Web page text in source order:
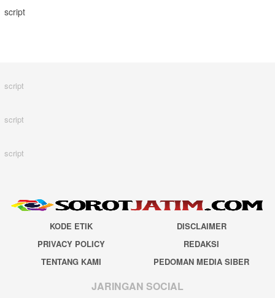
script
script
script
script
KODE ETIK
DISCLAIMER
PRIVACY POLICY
REDAKSI
TENTANG KAMI
PEDOMAN MEDIA SIBER
JARINGAN SOCIAL